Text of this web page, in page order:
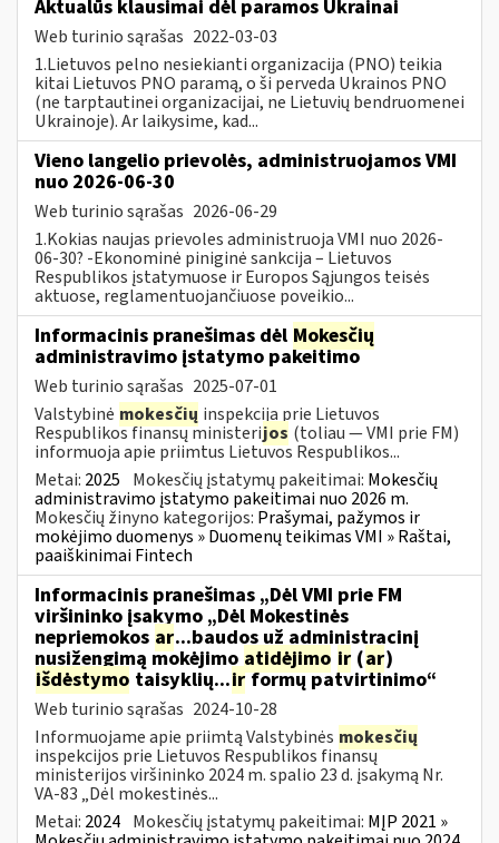
Aktualūs klausimai dėl paramos Ukrainai
Web turinio sąrašas 2022-03-03
1.Lietuvos pelno nesiekianti organizacija (PNO) teikia
kitai Lietuvos PNO paramą, o ši perveda Ukrainos PNO
(ne tarptautinei organizacijai, ne Lietuvių bendruomenei
Ukrainoje). Ar laikysime, kad...
Vieno langelio prievolės, administruojamos VMI
nuo 2026-06-30
Web turinio sąrašas 2026-06-29
1.Kokias naujas prievoles administruoja VMI nuo 2026-
06-30? -Ekonominė piniginė sankcija – Lietuvos
Respublikos įstatymuose ir Europos Sąjungos teisės
aktuose, reglamentuojančiuose poveikio...
Informacinis pranešimas dėl Mokesčių
administravimo įstatymo pakeitimo
Web turinio sąrašas 2025-07-01
Valstybinė mokesčių inspekcija prie Lietuvos
Respublikos finansų ministerijos (toliau — VMI prie FM)
informuoja apie priimtus Lietuvos Respublikos...
Metai: 2025 Mokesčių įstatymų pakeitimai: Mokesčių
administravimo įstatymo pakeitimai nuo 2026 m.
Mokesčių žinyno kategorijos: Prašymai, pažymos ir
mokėjimo duomenys » Duomenų teikimas VMI » Raštai,
paaiškinimai Fintech
Informacinis pranešimas „Dėl VMI prie FM
viršininko įsakymo „Dėl Mokestinės
nepriemokos ar...baudos už administracinį
nusižengimą mokėjimo atidėjimo ir (ar)
išdėstymo taisyklių...irformų patvirtinimo“
Web turinio sąrašas 2024-10-28
Informuojame apie priimtą Valstybinės mokesčių
inspekcijos prie Lietuvos Respublikos finansų
ministerijos viršininko 2024 m. spalio 23 d. įsakymą Nr.
VA-83 „Dėl mokestinės...
Metai: 2024 Mokesčių įstatymų pakeitimai: MĮP 2021 »